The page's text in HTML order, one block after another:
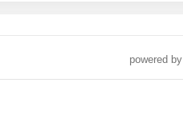
powered by